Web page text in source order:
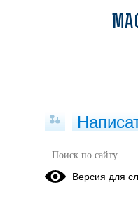
Версия для